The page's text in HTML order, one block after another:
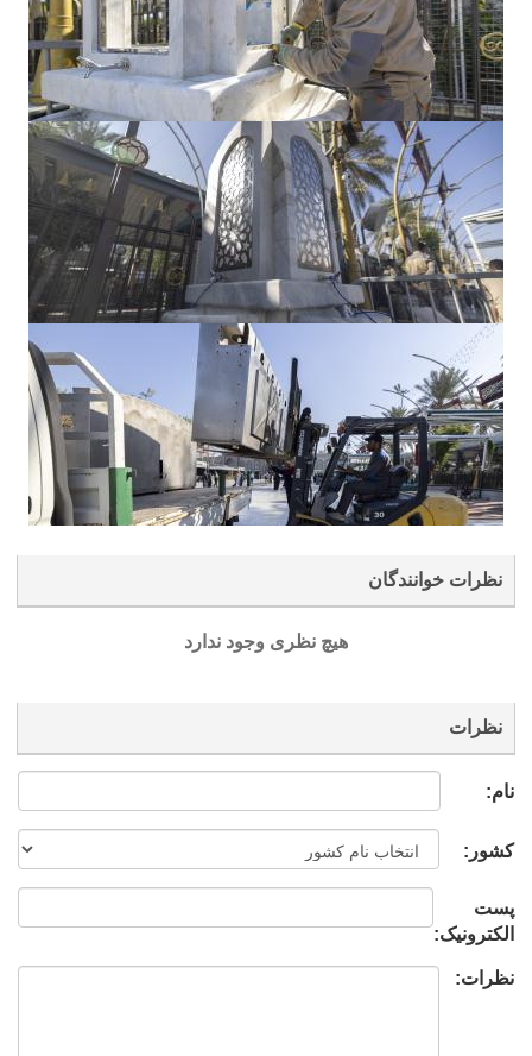
نظرات خوانندگان
هیچ نظری وجود ندارد
نظرات
نام:
کشور:
پست
الکترونیک:
نظرات: